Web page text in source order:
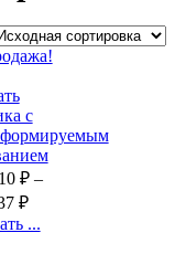
с
₽–
₽
...